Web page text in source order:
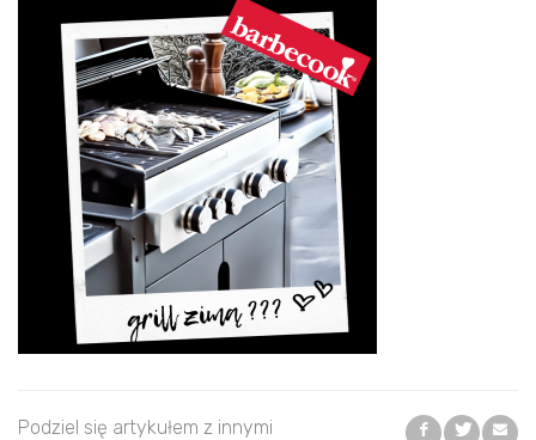
Podziel się artykułem z innymi